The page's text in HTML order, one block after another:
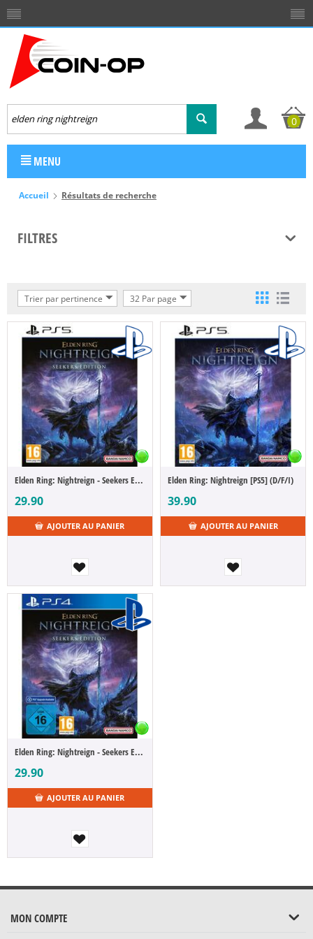
0
MENU
Accueil Résultats de recherche
FILTRES
Trier par pertinence 32 Par page
Elden Ring: Nightreign - Seekers Edition [PS5] (D/F/I)
29.90
AJOUTER AU PANIER
Elden Ring: Nightreign [PS5] (D/F/I)
39.90
AJOUTER AU PANIER
Elden Ring: Nightreign - Seekers Edition [PS4] (D/F/I)
29.90
AJOUTER AU PANIER
MON COMPTE